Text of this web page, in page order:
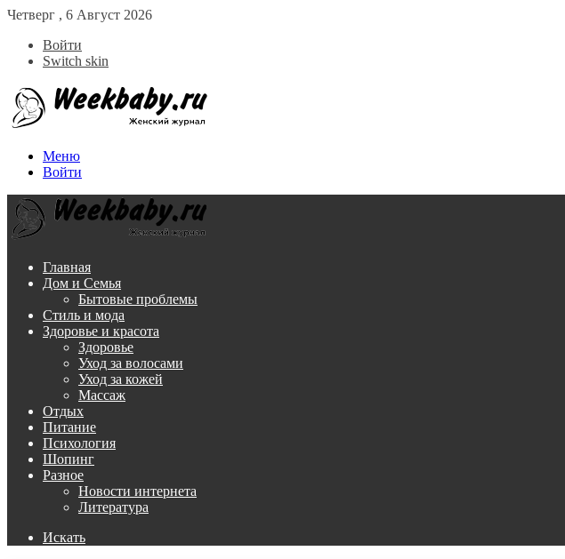
Четверг , 6 Август 2026
Войти
Switch skin
Меню
Войти
Главная
Дом и Семья
Бытовые проблемы
Стиль и мода
Здоровье и красота
Здоровье
Уход за волосами
Уход за кожей
Массаж
Отдых
Питание
Психология
Шопинг
Разное
Новости интернета
Литература
Искать